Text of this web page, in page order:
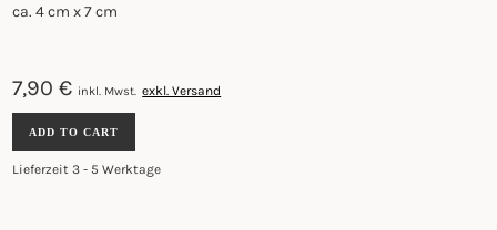
7,90€ inkl. Mwst. exkl. Versand
Lieferzeit 3 - 5 Werktage
ORNAMENT
-
REDPOLL
ADD TO CART
ca. 4 cm x 7 cm